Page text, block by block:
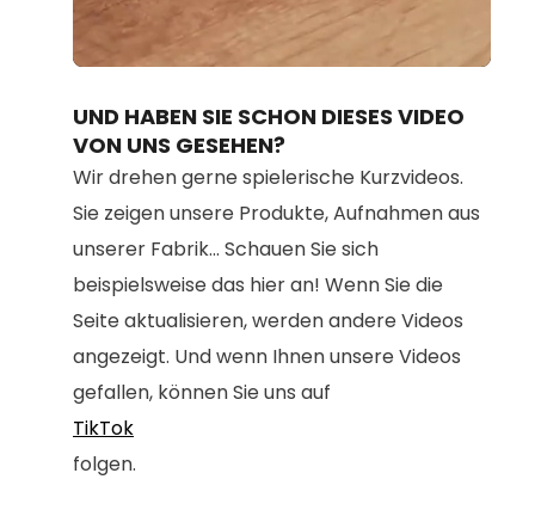
100.00%
UND HABEN SIE SCHON DIESES VIDEO
VON UNS GESEHEN?
Wir drehen gerne spielerische Kurzvideos.
Sie zeigen unsere Produkte, Aufnahmen aus
unserer Fabrik... Schauen Sie sich
beispielsweise das hier an! Wenn Sie die
Seite aktualisieren, werden andere Videos
angezeigt. Und wenn Ihnen unsere Videos
gefallen, können Sie uns auf
TikTok
folgen.